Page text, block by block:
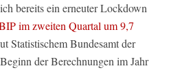
bereits ein erneuter Lockdown
im zweiten Quartal um 9,7
Statistischem Bundesamt der
der Berechnungen im Jahr